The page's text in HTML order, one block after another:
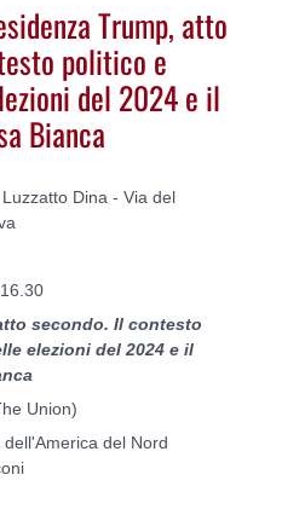
Trump, atto
politico e
del 2024 e il
Bianca
Dina - Via del
secondo. Il contesto
elezioni del 2024 e il
Union)
del Nord